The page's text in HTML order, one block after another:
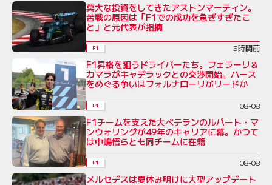
莫大な投資をしてきたアストンマーティン。
苦戦の原因は「F1での成功を急ぎすぎたこ
と」と元代表が指摘
F1 5時間前
F1昇格を狙うドライバーたち。フェラーリ＆
カマラがキャデラックとの交渉開始。ハース
をめぐる争いはフォルナローリがリードか
F1 08-08
F1チームを支えた大ベテランのルパート・マ
ンウォリングが49年のキャリアに幕。かつて
は中嶋悟らとも同チームに在籍
F1 08-08
メルセデスは夏休み明けに大型アップデート